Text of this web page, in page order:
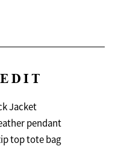
Jacket
pendant
top tote bag